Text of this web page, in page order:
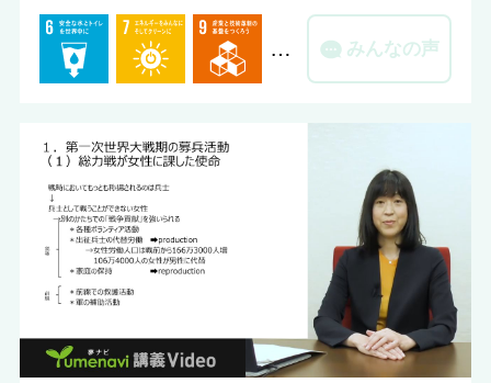
… みんなの声